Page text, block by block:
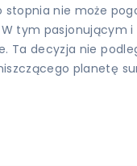
stopnia nie może
tym pasjonującym
Ta decyzja nie
planetę